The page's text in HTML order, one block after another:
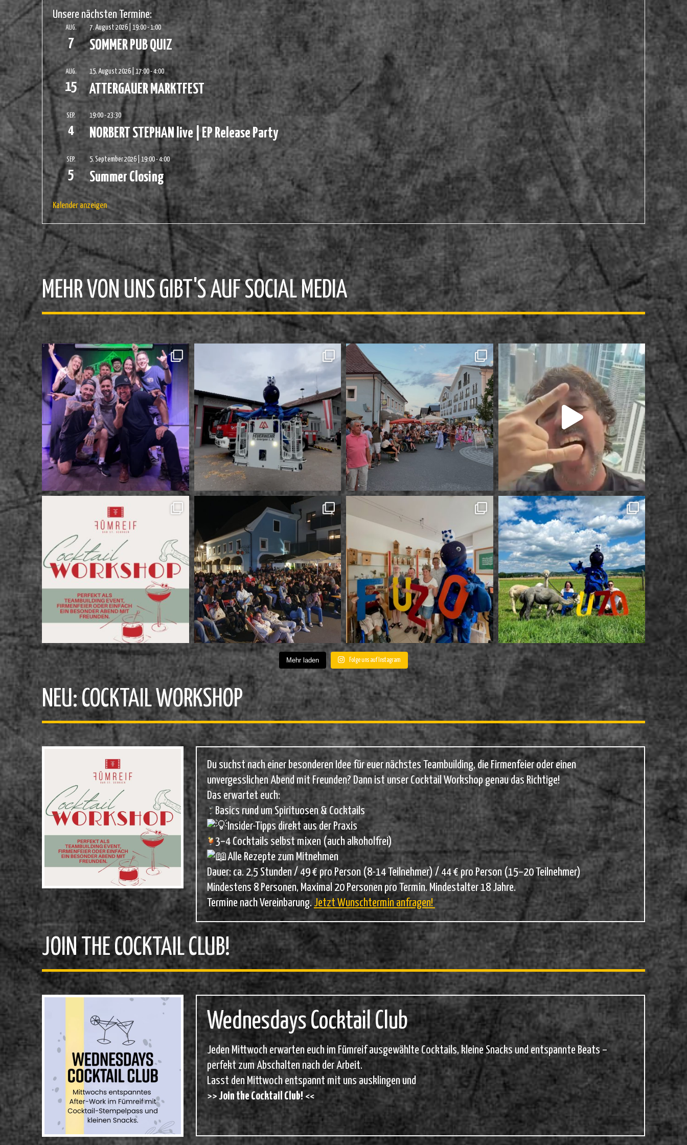
Unsere nächsten Termine:
AUG.
7
7. August 2026 | 19:00-1:00
SOMMER PUB QUIZ
AUG.
15
15. August 2026 | 17:00-4:00
ATTERGAUER MARKTFEST
SEP.
4
19:00-23:30
NORBERT STEPHAN live | EP Release Party
SEP.
5
5. September 2026 | 19:00-4:00
Summer Closing
Kalender anzeigen
MEHR VON UNS GIBT'S AUF SOCIAL MEDIA
Mehr laden Folge uns auf Instagram
NEU: COCKTAIL WORKSHOP
Du suchst nach einer besonderen Idee für euer nächstes Teambuilding, die Firmenfeier oder einen
unvergesslichen Abend mit Freunden? Dann ist unser Cocktail Workshop genau das Richtige!
Das erwartet euch:
Basics rund um Spirituosen & Cocktails
Insider-Tipps direkt aus der Praxis
3–4 Cocktails selbst mixen (auch alkoholfrei)
Alle Rezepte zum Mitnehmen
Dauer: ca. 2,5 Stunden / 49 € pro Person (8-14 Teilnehmer) / 44 € pro Person (15–20 Teilnehmer)
Mindestens 8 Personen, Maximal 20 Personen pro Termin. Mindestalter 18 Jahre.
Termine nach Vereinbarung. Jetzt Wunschtermin anfragen!
JOIN THE COCKTAIL CLUB!
Wednesdays Cocktail Club
Jeden Mittwoch erwarten euch im Fümreif ausgewählte Cocktails, kleine Snacks und entspannte Beats –
perfekt zum Abschalten nach der Arbeit.
Lasst den Mittwoch entspannt mit uns ausklingen und
>>Join the Cocktail Club!<<